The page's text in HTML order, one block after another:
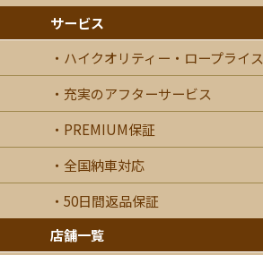
サービス
ハイクオリティー・ロープライス
充実のアフターサービス
PREMIUM保証
全国納車対応
50日間返品保証
店舗一覧